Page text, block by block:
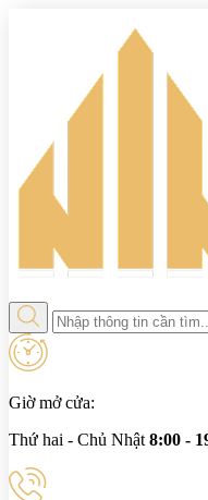
Giờ mở cửa:
Thứ hai - Chủ Nhật 8:00 -